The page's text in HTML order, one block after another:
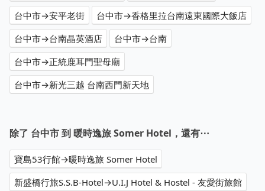
台中市→安平老街
台中市→香格里拉台南遠東國際大飯店
台中市→台南晶英酒店
台中市→台南
台中市→正統鹿耳門聖母廟
台中市→新光三越 台南西門新天地
除了 台中市 到 暖時逸旅 Somer Hotel，還有⋯
寶島53行館→暖時逸旅 Somer Hotel
新盛橋行旅S.S.B-Hotel→U.I.J Hotel & Hostel - 友愛街旅館